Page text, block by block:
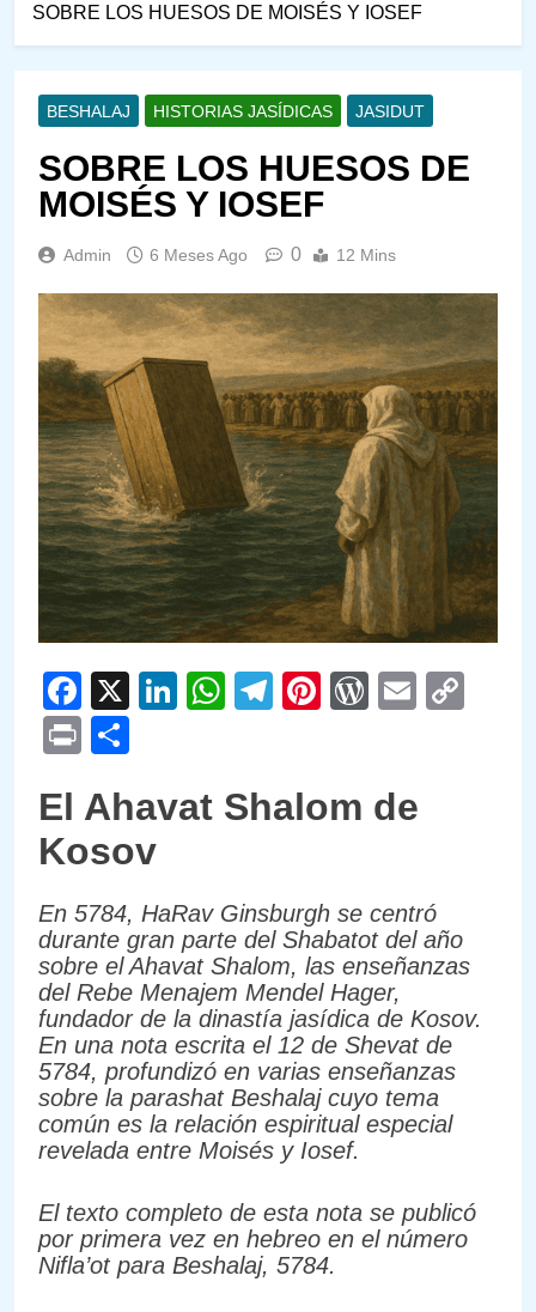
SOBRE LOS HUESOS DE MOISÉS Y IOSEF
BESHALAJ HISTORIAS JASÍDICAS JASIDUT
SOBRE LOS HUESOS DE
MOISÉS Y IOSEF
Admin 6 Meses Ago 0 12 Mins
Facebook
X LinkedIn
WhatsApp
Telegram
PinterestEmail
Print
El Ahavat Shalom de
Kosov
En 5784, HaRav Ginsburgh se centró
durante gran parte del Shabatot del año
sobre el Ahavat Shalom, las enseñanzas
del Rebe Menajem Mendel Hager,
fundador de la dinastía jasídica de Kosov.
En una nota escrita el 12 de Shevat de
5784, profundizó en varias enseñanzas
sobre la parashat Beshalaj cuyo tema
común es la relación espiritual especial
revelada entre Moisés y Iosef.
El texto completo de esta nota se publicó
por primera vez en hebreo en el número
Nifla’ot para Beshalaj, 5784.